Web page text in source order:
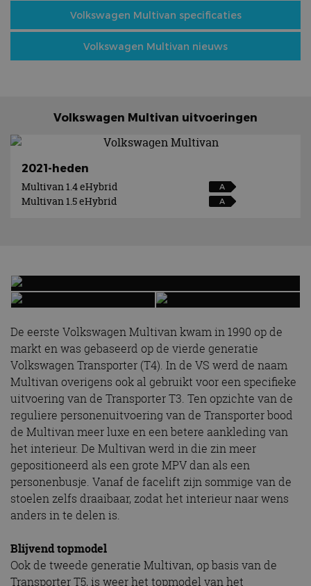
Volkswagen Multivan specificaties
Volkswagen Multivan nieuws
Volkswagen Multivan uitvoeringen
2021-heden
Multivan 1.4 eHybrid
A
Multivan 1.5 eHybrid A
De eerste Volkswagen Multivan kwam in 1990 op de
markt en was gebaseerd op de vierde generatie
Volkswagen Transporter (T4). In de VS werd de naam
Multivan overigens ook al gebruikt voor een specifieke
uitvoering van de Transporter T3. Ten opzichte van de
reguliere personenuitvoering van de Transporter bood
de Multivan meer luxe en een betere aankleding van
het interieur. De Multivan werd in die zin meer
gepositioneerd als een grote MPV dan als een
personenbusje. Vanaf de facelift zijn sommige van de
stoelen zelfs draaibaar, zodat het interieur naar wens
anders in te delen is.
Blijvend topmodel
Ook de tweede generatie Multivan, op basis van de
Transporter T5, is weer het topmodel van het